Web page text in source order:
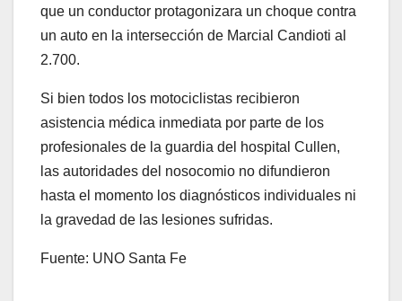
que un conductor protagonizara un choque contra
un auto en la intersección de Marcial Candioti al
2.700.
Si bien todos los motociclistas recibieron
asistencia médica inmediata por parte de los
profesionales de la guardia del hospital Cullen,
las autoridades del nosocomio no difundieron
hasta el momento los diagnósticos individuales ni
la gravedad de las lesiones sufridas.
Fuente: UNO Santa Fe